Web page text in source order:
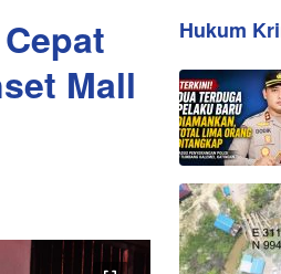
Mall
Hukum